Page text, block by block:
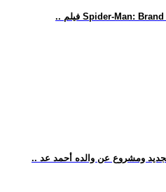
ومشروع عن والده أحمد عد